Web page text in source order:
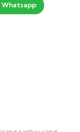
Whatsapp